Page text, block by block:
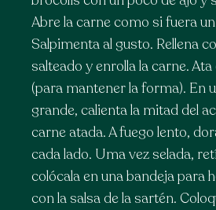
Abre la carne como si fuera
Salpimenta al gusto. Rellena
salteado y enrolla la carne.
(para mantener la forma). En
grande, calienta la mitad del
carne atada. A fuego lento,
cada lado. Uma vez selada,
colócala en una bandeja para
con la salsa de la sartén.